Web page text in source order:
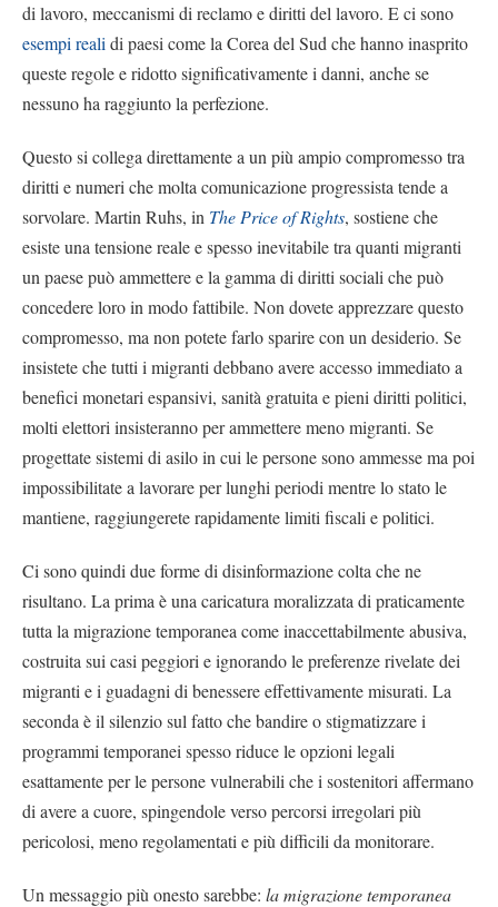
di lavoro, meccanismi di reclamo e diritti del lavoro. E ci sono
esempi realidi paesi come la Corea del Sud che hanno inasprito
queste regole e ridotto significativamente i danni, anche se
nessuno ha raggiunto la perfezione.
Questo si collega direttamente a un più ampio compromesso tra
diritti e numeri che molta comunicazione progressista tende a
sorvolare. Martin Ruhs, in The Price of Rights, sostiene che
esiste una tensione reale e spesso inevitabile tra quanti migranti
un paese può ammettere e la gamma di diritti sociali che può
concedere loro in modo fattibile. Non dovete apprezzare questo
compromesso, ma non potete farlo sparire con un desiderio. Se
insistete che tutti i migranti debbano avere accesso immediato a
benefici monetari espansivi, sanità gratuita e pieni diritti politici,
molti elettori insisteranno per ammettere meno migranti. Se
progettate sistemi di asilo in cui le persone sono ammesse ma poi
impossibilitate a lavorare per lunghi periodi mentre lo stato le
mantiene, raggiungerete rapidamente limiti fiscali e politici.
Ci sono quindi due forme di disinformazione colta che ne
risultano. La prima è una caricatura moralizzata di praticamente
tutta la migrazione temporanea come inaccettabilmente abusiva,
costruita sui casi peggiori e ignorando le preferenze rivelate dei
migranti e i guadagni di benessere effettivamente misurati. La
seconda è il silenzio sul fatto che bandire o stigmatizzare i
programmi temporanei spesso riduce le opzioni legali
esattamente per le persone vulnerabili che i sostenitori affermano
di avere a cuore, spingendole verso percorsi irregolari più
pericolosi, meno regolamentati e più difficili da monitorare.
Un messaggio più onesto sarebbe: la migrazione temporanea